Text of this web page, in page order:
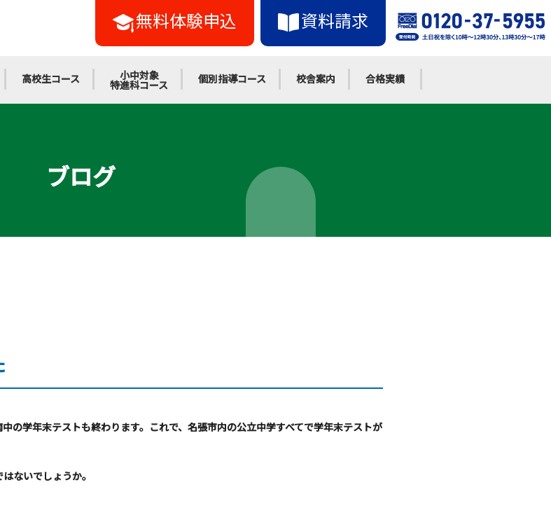
無料体験申込 資料請求
高校生コース 小中対象
特進科コース 個別指導コース 校舎案内 合格実績
ブログ
の学年末テストも終わります。これで、名張市内の公立中学すべてで学年末テストが
ないでしょうか。